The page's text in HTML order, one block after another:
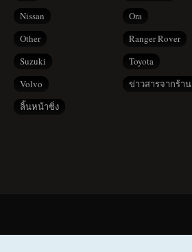
Nissan
Ora
Other
Ranger Rover
Suzuki
Toyota
Volvo
ข่าวสารจากร้าน
ลิ้นหน้าซิ่ง